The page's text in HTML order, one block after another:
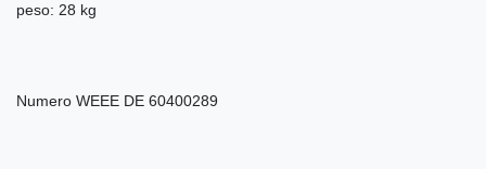
peso: 28 kg
Numero WEEE DE 60400289